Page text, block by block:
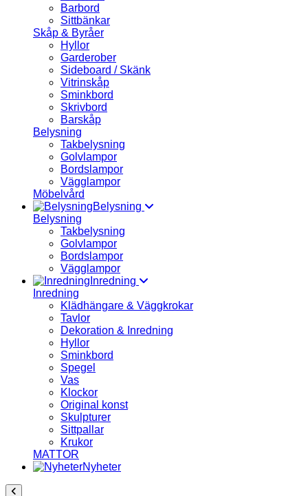
Barbord
Sittbänkar
Skåp & Byråer
Hyllor
Garderober
Sideboard / Skänk
Vitrinskåp
Sminkbord
Skrivbord
Barskåp
Belysning
Takbelysning
Golvlampor
Bordslampor
Vägglampor
Möbelvård
Belysning
Belysning
Takbelysning
Golvlampor
Bordslampor
Vägglampor
Inredning
Inredning
Klädhängare & Väggkrokar
Tavlor
Dekoration & Inredning
Hyllor
Sminkbord
Spegel
Vas
Klockor
Original konst
Skulpturer
Sittpallar
Krukor
MATTOR
Nyheter